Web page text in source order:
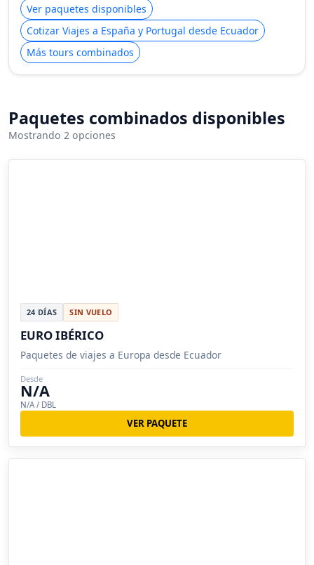
Ver paquetes disponibles
Cotizar Viajes a España y Portugal desde Ecuador
Más tours combinados
Paquetes combinados disponibles
Mostrando 2 opciones
24 DÍAS SIN VUELO
EURO IBÉRICO
Paquetes de viajes a Europa desde Ecuador
Desde
N/A
N/A / DBL
VER PAQUETE